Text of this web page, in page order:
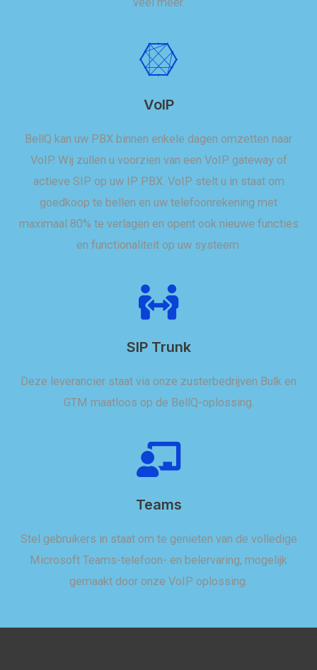
VoIP
BellQ kan uw PBX binnen enkele dagen omzetten naar
VoIP. Wij zullen u voorzien van een VoIP gateway of
actieve SIP op uw IP PBX. VoIP stelt u in staat om
goedkoop te bellen en uw telefoonrekening met
maximaal 80% te verlagen en opent ook nieuwe functies
en functionaliteit op uw systeem.
SIP Trunk
Deze leverancier staat via onze zusterbedrijven Bulk en
GTM maatloos op de BellQ-oplossing.
Teams
Stel gebruikers in staat om te genieten van de volledige
Microsoft Teams-telefoon- en belervaring, mogelijk
gemaakt door onze VoIP oplossing.